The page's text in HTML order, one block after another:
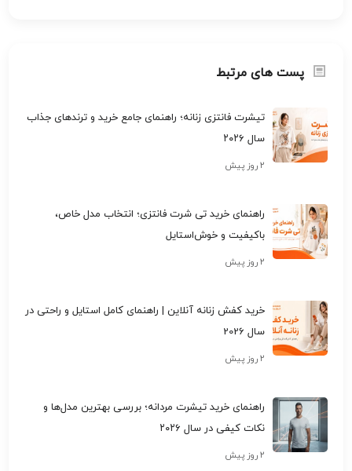
پست های مرتبط
تیشرت فانتزی زنانه؛ راهنمای جامع خرید و ترندهای جذاب
سال ۲۰۲۶
۲ روز پیش
راهنمای خرید تی شرت فانتزی؛ انتخاب مدل خاص،
باکیفیت و خوش‌استایل
۲ روز پیش
خرید کفش زنانه آنلاین | راهنمای کامل استایل و راحتی در
سال 2026
۲ روز پیش
راهنمای خرید تیشرت مردانه؛ بررسی بهترین مدل‌ها و
نکات کیفی در سال ۲۰۲۶
۲ روز پیش